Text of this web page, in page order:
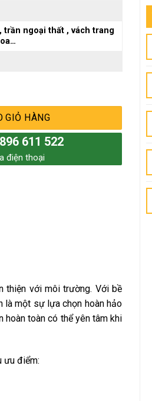
trần ngoại thất , vách trang
GIỎ HÀNG
611 522
điện thoại
thiện với môi trường. Với bề
là một sự lựa chọn hoàn hảo
hoàn toàn có thể yên tâm khi
ưu điểm: